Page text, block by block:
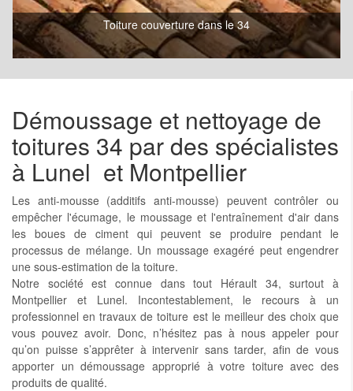
Toiture couverture dans le 34
Démoussage et nettoyage de
toitures 34 par des spécialistes
à Lunel et Montpellier
Les anti-mousse (additifs anti-mousse) peuvent contrôler ou
empêcher l'écumage, le moussage et l'entraînement d'air dans
les boues de ciment qui peuvent se produire pendant le
processus de mélange. Un moussage exagéré peut engendrer
une sous-estimation de la toiture.
Notre société est connue dans tout Hérault 34, surtout à
Montpellier et Lunel. Incontestablement, le recours à un
professionnel en travaux de toiture est le meilleur des choix que
vous pouvez avoir. Donc, n’hésitez pas à nous appeler pour
qu’on puisse s’apprêter à intervenir sans tarder, afin de vous
apporter un démoussage approprié à votre toiture avec des
produits de qualité.